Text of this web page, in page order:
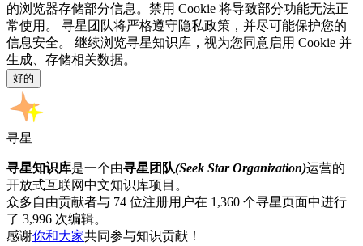
的浏览器存储部分信息。禁用 Cookie 将导致部分功能无法正
常使用。 寻星团队将严格遵守隐私政策，并尽可能保护您的
信息安全。 继续浏览寻星知识库，视为您同意启用 Cookie 并
生成、存储相关数据。
好的
寻星
寻星知识库是一个由寻星团队(Seek Star Organization)运营的
开放式互联网中文知识库项目。
众多自由贡献者与 74 位注册用户在 1,360 个寻星页面中进行
了 3,996 次编辑。
感谢你和大家共同参与知识贡献！